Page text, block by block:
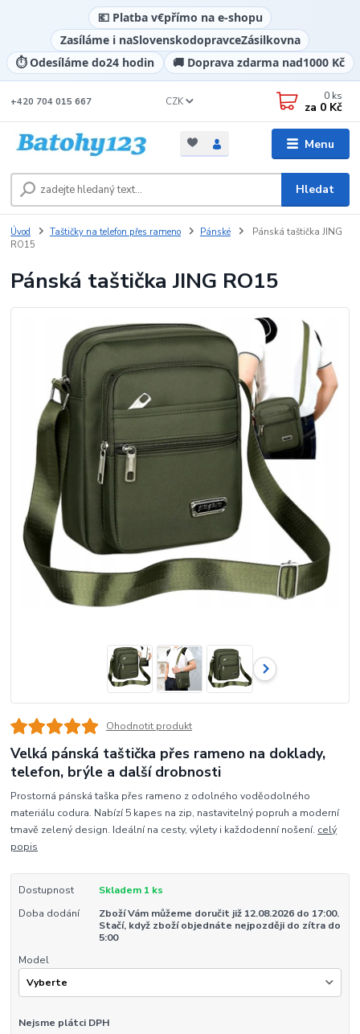
💶 Platba v€přímo na e-shopu
Zasíláme i naSlovenskodopravceZásilkovna
⏱️ Odesíláme do24 hodin 🚚 Doprava zdarma nad1000 Kč
Menu
CZK
Hledat
+420 704 015 667 0 ks
za 0 Kč
Úvod Taštičky na telefon přes rameno Pánské
Pánská taštička JING
RO15
Pánská taštička JING RO15
Ohodnotit produkt
Velká pánská taštička přes rameno na doklady,
telefon, brýle a další drobnosti
Prostorná pánská taška přes rameno z odolného voděodolného
materiálu codura. Nabízí 5 kapes na zip, nastavitelný popruh a moderní
tmavě zelený design. Ideální na cesty, výlety i každodenní nošení. celý
popis
Dostupnost
Skladem 1 ks
Doba dodání
Zboží Vám můžeme doručit již 12.08.2026 do 17:00.
Stačí, když zboží objednáte nejpozději do zítra do
5:00
Model
Nejsme plátci DPH